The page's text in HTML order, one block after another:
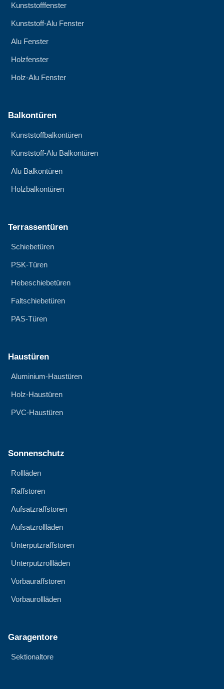
Kunststofffenster
Kunststoff-Alu Fenster
Alu Fenster
Holzfenster
Holz-Alu Fenster
Balkontüren
Kunststoffbalkontüren
Kunststoff-Alu Balkontüren
Alu Balkontüren
Holzbalkontüren
Terrassentüren
Schiebetüren
PSK-Türen
Hebeschiebetüren
Faltschiebetüren
PAS-Türen
Haustüren
Aluminium-Haustüren
Holz-Haustüren
PVC-Haustüren
Sonnenschutz
Rollläden
Raffstoren
Aufsatzraffstoren
Aufsatzrollläden
Unterputzraffstoren
Unterputzrollläden
Vorbauraffstoren
Vorbaurollläden
Garagentore
Sektionaltore